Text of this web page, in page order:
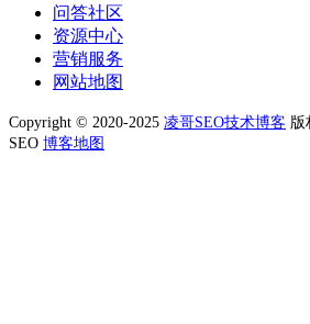
问答社区
资源中心
营销服务
网站地图
Copyright © 2020-2025 凌哥SEO技术博客 版
SEO 博客地图